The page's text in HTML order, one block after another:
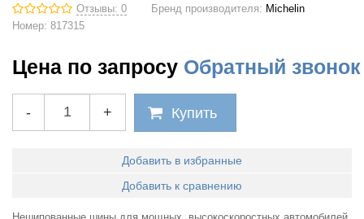
Отзывы: 0 Бренд производителя: Michelin
Номер: 817315
Цена по запросу Обратный звонок
- + Купить
Добавить в избранные
Добавить к сравнению